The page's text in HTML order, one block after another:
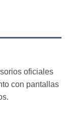
oficiales
con pantallas